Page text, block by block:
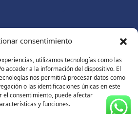
consentimiento
utilizamos tecnologías como las
acceder a la información del dispositivo. El
nos permitirá procesar datos como
o las identificaciones únicas en este
el consentimiento, puede afectar
y funciones.
Aviso de privacidad
ASUGMEX. Todos los derechos